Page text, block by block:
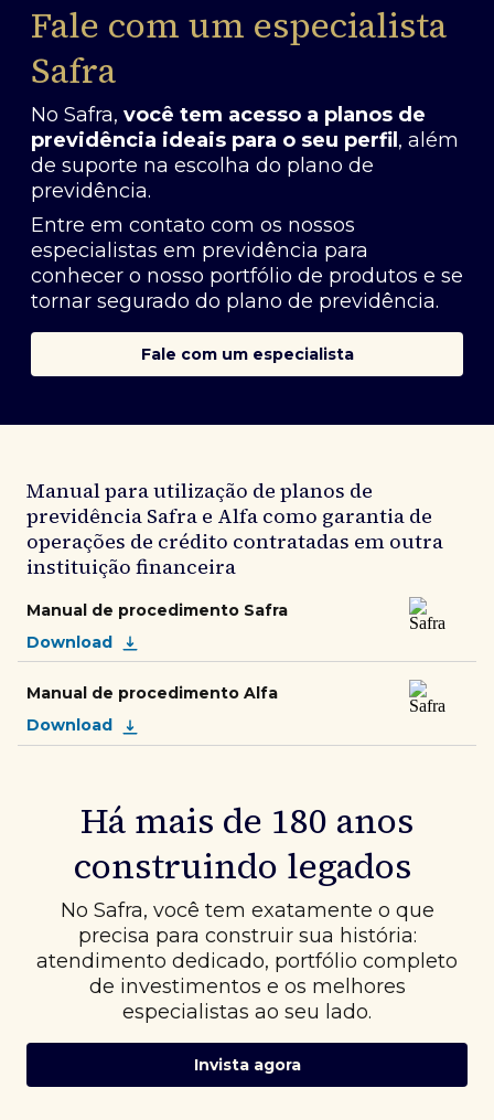
Fale com um especialista
Safra
No Safra, você tem acesso a planos de
previdência ideais para o seu perfil , além
de suporte na escolha do plano de
previdência.
Entre em contato com os nossos
especialistas em previdência para
conhecer o nosso portfólio de produtos e se
tornar segurado do plano de previdência.
Fale com um especialista
Manual para utilização de planos de
previdência Safra e Alfa como garantia de
operações de crédito contratadas em outra
instituição financeira
Manual de procedimento Safra
Download
Manual de procedimento Alfa
Download
Há mais de 180 anos
construindo legados
No Safra, você tem exatamente o que
precisa para construir sua história:
atendimento dedicado, portfólio completo
de investimentos e os melhores
especialistas ao seu lado.
Invista agora